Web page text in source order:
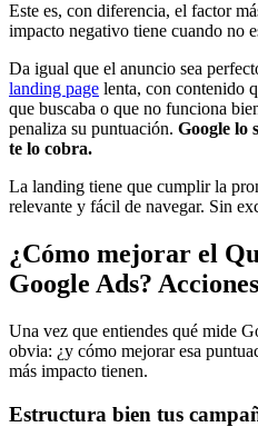
Este es, con diferencia, el factor
impacto negativo tiene cuando no
Da igual que el anuncio sea
landing page lenta, con contenido
que buscaba o que no funciona
penaliza su puntuación. Google lo
te lo cobra.
La landing tiene que cumplir la
relevante y fácil de navegar. Sin
¿Cómo mejorar el
Google Ads?
Una vez que entiendes qué mide
obvia: ¿y cómo mejorar esa
más impacto tienen.
Estructura bien tus